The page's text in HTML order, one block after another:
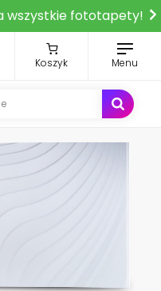
wszystkie fototapety!
Koszyk Menu